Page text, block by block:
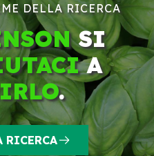
DELLA RICERCA
SI
A
.
RICERCA